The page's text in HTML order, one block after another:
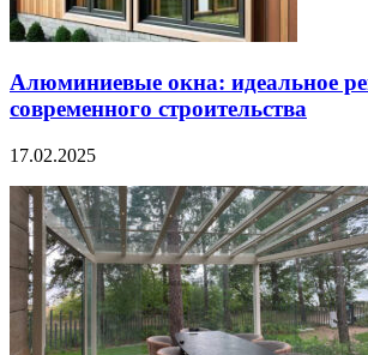
Алюминиевые окна: идеальное
современного строительства
17.02.2025